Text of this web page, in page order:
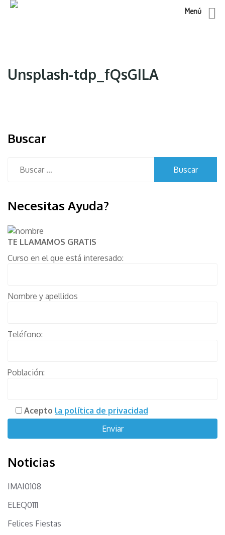
Unsplash-tdp_fQsGILA
Buscar
Necesitas Ayuda?
TE LLAMAMOS GRATIS
Curso en el que está interesado:
Nombre y apellidos
Teléfono:
Población:
Acepto la política de privacidad
Noticias
IMAI0108
ELEQ0111
Felices Fiestas
Menú